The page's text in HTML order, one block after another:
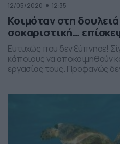
12/05/2020 12:35
Κοιμόταν στη
σοκαριστική…
Ευτυχώς που δεν ξύπνησε!
κάποιους να αποκοιμηθούν
εργασίας τους. Προφανώς